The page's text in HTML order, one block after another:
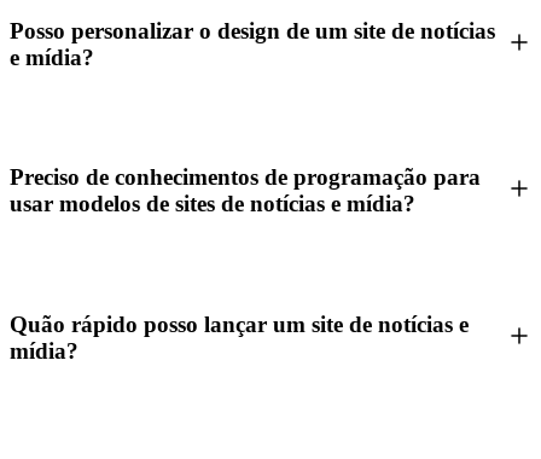
Posso personalizar o design de um site de notícias
e mídia?
Preciso de conhecimentos de programação para
usar modelos de sites de notícias e mídia?
Quão rápido posso lançar um site de notícias e
mídia?